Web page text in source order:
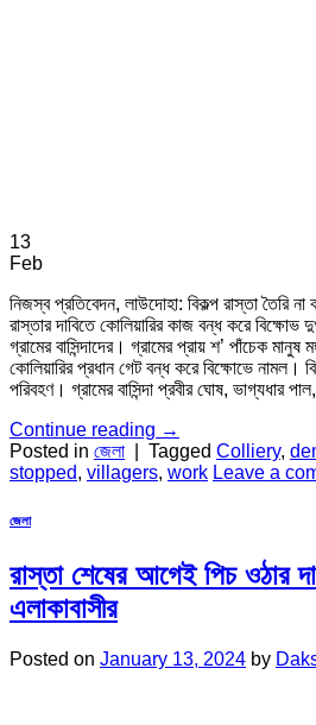
13
Feb
নিজস্ব প্রতিবেদন, লাউদোহা: বিকল্প রাস্তা তৈরি
রাস্তার দাবিতে কোলিয়ারির কাজ বন্ধ করে বিক্ষোভ
গ্রামের বাসিন্দাদের। গ্রামের প্রায় শ’ পাঁচেক মানুষ
কোলিয়ারির প্রধান গেট বন্ধ করে বিক্ষোভে নামল।
পরিবহণ। গ্রামের বাসিন্দা প্রবীর ঘোষ, ভাগ্যধার
Continue reading →
Posted in জেলা Tagged Colliery,
stopped, villagers, work Leave a
জেলা
রাস্তা শেষের আগেই পিচ ওঠার
এলাকাবাসীর
Posted on January 13, 2024 by